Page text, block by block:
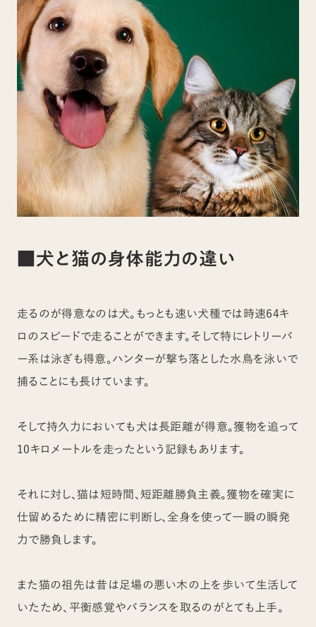
■犬と猫の身体能力の違い
走るのが得意なのは犬。もっとも速い犬種では時速64キ
ロのスピードで走ることができます。そして特にレトリーバ
ー系は泳ぎも得意。ハンターが撃ち落とした水鳥を泳いで
捕ることにも長けています。
そして持久力においても犬は長距離が得意。獲物を追って
10キロメートルを走ったという記録もあります。
それに対し、猫は短時間、短距離勝負主義。獲物を確実に
仕留めるために精密に判断し、全身を使って一瞬の瞬発
力で勝負します。
また猫の祖先は昔は足場の悪い木の上を歩いて生活して
いたため、平衡感覚やバランスを取るのがとても上手。